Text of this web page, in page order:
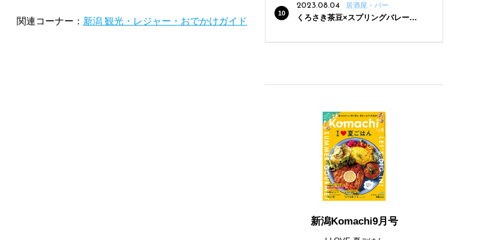
関連コーナー： 新潟 観光・レジャー・おでかけガイド
2023.08.04
居酒屋・バー
くろさき茶豆×スプリングバレー豊
新潟Komachi9月号